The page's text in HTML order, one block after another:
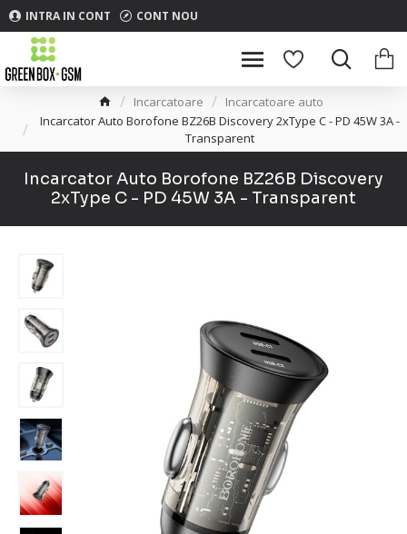
INTRA IN CONT CONT NOU
Incarcatoare
Incarcatoare auto
Incarcator Auto Borofone BZ26B Discovery 2xType C - PD 45W 3A -
Transparent
Incarcator Auto Borofone BZ26B Discovery
2xType C - PD 45W 3A - Transparent